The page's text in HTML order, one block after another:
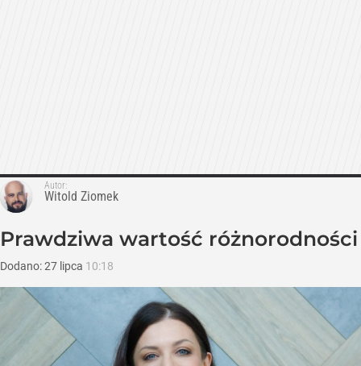
Autor:
Witold Ziomek
Prawdziwa wartość różnorodności
Dodano:27 lipca 10:18